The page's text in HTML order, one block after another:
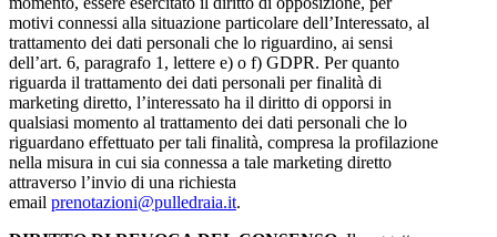
motivi connessi alla situazione particolare dell’Interessato, al
trattamento dei dati personali che lo riguardino, ai sensi
dell’art. 6, paragrafo 1, lettere e) o f) GDPR. Per quanto
riguarda il trattamento dei dati personali per finalità di
marketing diretto, l’interessato ha il diritto di opporsi in
qualsiasi momento al trattamento dei dati personali che lo
riguardano effettuato per tali finalità, compresa la profilazione
nella misura in cui sia connessa a tale marketing diretto
attraverso l’invio di una richiesta
email prenotazioni@pulledraia.it.